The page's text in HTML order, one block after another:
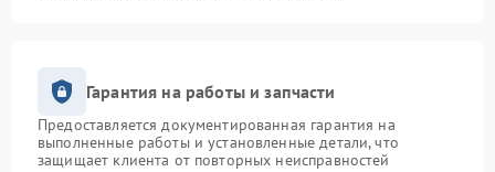
Гарантия на работы и запчасти
Предоставляется документированная гарантия на
выполненные работы и установленные детали, что
защищает клиента от повторных неисправностей